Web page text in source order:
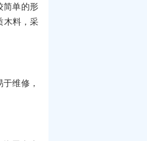
简单的形
木料，采
维修，